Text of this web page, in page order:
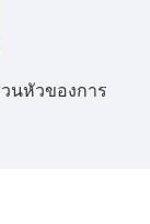
วนหัวของการ